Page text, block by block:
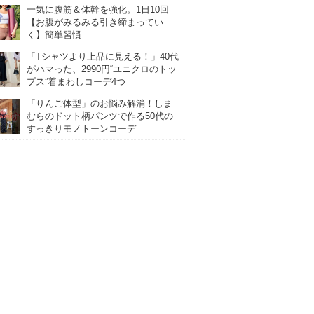
一気に腹筋＆体幹を強化。1日10回
【お腹がみるみる引き締まってい
く】簡単習慣
「Tシャツより上品に見える！」40代
がハマった、2990円“ユニクロのトッ
プス”着まわしコーデ4つ
「りんご体型」のお悩み解消！しま
むらのドット柄パンツで作る50代の
すっきりモノトーンコーデ